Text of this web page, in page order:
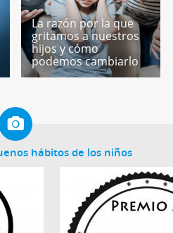
La razón por la que
gritamos a nuestros
hijos y cómo
podemos cambiarlo
hábitos de los niños